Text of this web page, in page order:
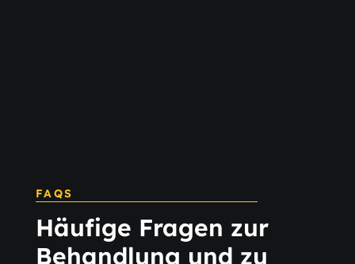
FAQS
Häufige Fragen zur
Behandlung und zu